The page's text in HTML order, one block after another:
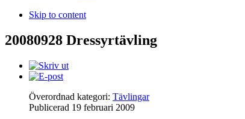
Skip to content
20080928 Dressyrtävling
Överordnad kategori: Tävlingar
Publicerad 19 februari 2009